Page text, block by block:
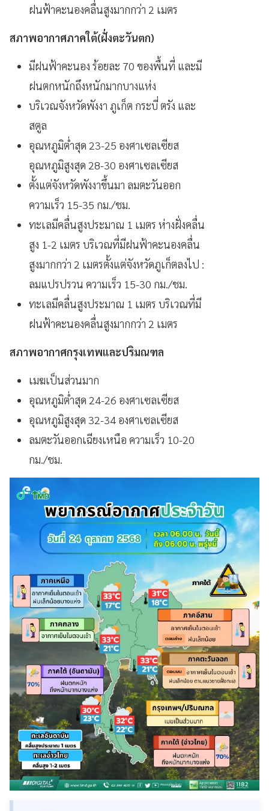
ฝนฟ้าคะนองคลื่นสูงมากกว่า 2 เมตร
สภาพอากาศภาคใต้(ฝั่งตะวันตก)
มีฝนฟ้าคะนอง ร้อยละ 70 ของพื้นที่ และมี
ฝนตกหนักถึงหนักมากบางแห่ง
บริเวณจังหวัดพังงา ภูเก็ต กระบี่ ตรัง และ
สตูล
อุณหภูมิต่ำสุด 23-25 องศาเซลเซียส
อุณหภูมิสูงสุด 28-30 องศาเซลเซียส
ตั้งแต่จังหวัดพังงาขึ้นมา ลมตะวันออก
ความเร็ว 15-35 กม./ชม.
ทะเลมีคลื่นสูงประมาณ 1 เมตร ห่างฝั่งคลื่น
สูง 1-2 เมตร บริเวณที่มีฝนฟ้าคะนองคลื่น
สูงมากกว่า 2 เมตรตั้งแต่จังหวัดภูเก็ตลงไป :
ลมแปรปรวน ความเร็ว 15-30 กม./ชม.
ทะเลมีคลื่นสูงประมาณ 1 เมตร บริเวณที่มี
ฝนฟ้าคะนองคลื่นสูงมากกว่า 2 เมตร
สภาพอากาศกรุงเทพและปริมณฑล
เมฆเป็นส่วนมาก
อุณหภูมิต่ำสุด 24-26 องศาเซลเซียส
อุณหภูมิสูงสุด 32-34 องศาเซลเซียส
ลมตะวันออกเฉียงเหนือ ความเร็ว 10-20
กม./ชม.